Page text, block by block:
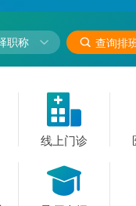
 查询排

线上门诊
